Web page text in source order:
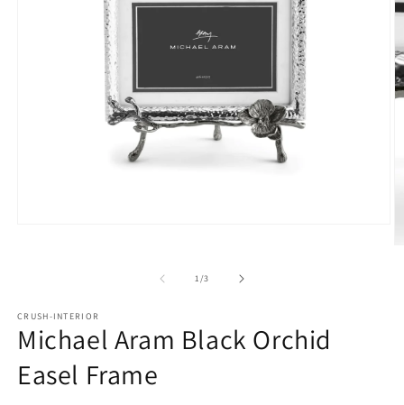
1/van
3
CRUSH-INTERIOR
Michael Aram Black Orchid
Easel Frame